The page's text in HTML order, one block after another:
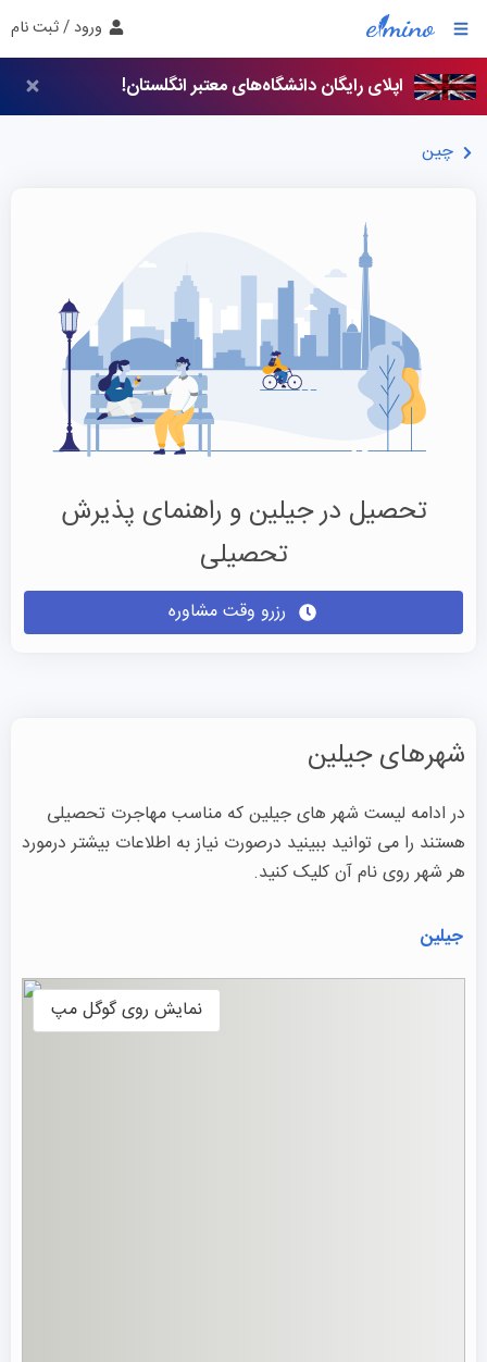
ورود / ثبت نام
اپلای رایگان دانشگاه‌های معتبر انگلستان!
چین
تحصیل در جیلین و راهنمای پذیرش
تحصیلی
رزرو وقت مشاوره
شهرهای جیلین
در ادامه لیست شهر های جیلین که مناسب مهاجرت تحصیلی
هستند را می توانید ببینید درصورت نیاز به اطلاعات بیشتر درمورد
هر شهر روی نام آن کلیک کنید.
جیلین
نمایش روی گوگل مپ